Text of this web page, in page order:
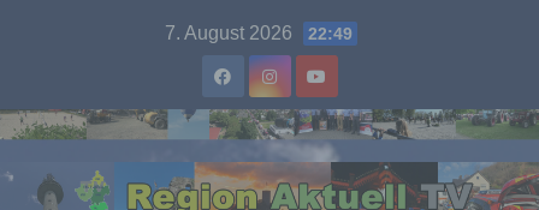
7. August 2026 22:49